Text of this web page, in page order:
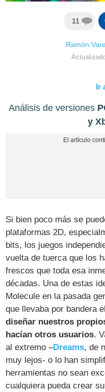
11
Ramón
Ir
Análisis de versiones
y
Si bien poco más se
plataformas 2D,
bits, los juegos
vuelta de tuerca que los
frescos que toda esa
décadas. Una de estas
Molecule en la pasada
que llevaba por bandera
diseñar nuestros
hacían otros usuarios.
al extremo –Dreams, de
muy lejos- o lo han
herramientas no sean
cualquiera pueda crear